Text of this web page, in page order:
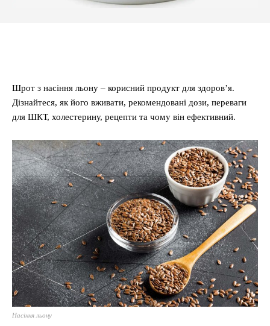
Шрот з насіння льону – корисний продукт для здоров’я.
Дізнайтеся, як його вживати, рекомендовані дози, переваги
для ШКТ, холестерину, рецепти та чому він ефективний.
Насіння льону